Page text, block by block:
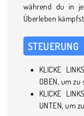
während du in
Überleben
STEUERUNG
KLICKE
OBEN, um zu
KLICKE
UNTEN, um